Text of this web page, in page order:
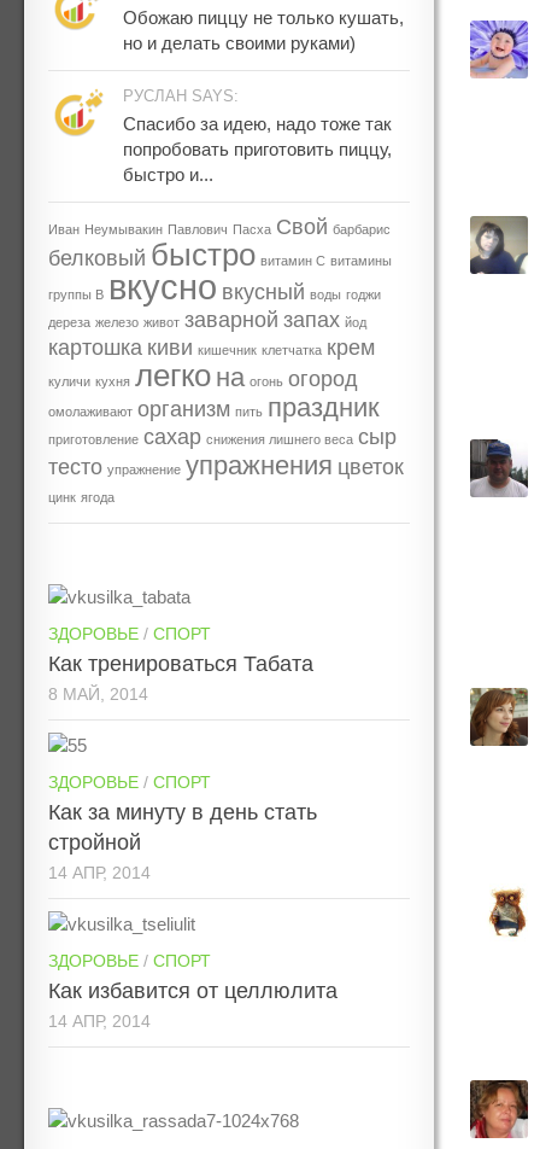
Обожаю пиццу не только кушать,
но и делать своими руками)
РУСЛАН SAYS:
Спасибо за идею, надо тоже так
попробовать приготовить пиццу,
быстро и...
Иван Неумывакин Павлович Пасха Свой барбарис
белковый быстро витамин С витамины
группы В вкусно вкусный воды годжи
дереза железо живот заварной запах йод
картошка киви кишечник клетчатка крем
куличи кухня легко на огонь огород
омолаживают организм пить праздник
приготовление сахар снижения лишнего веса сыр
тесто упражнение упражнения цветок
цинк ягода
ЗДОРОВЬЕ / СПОРТ
Как тренироваться Табата
8 МАЙ, 2014
ЗДОРОВЬЕ / СПОРТ
Как за минуту в день стать
стройной
14 АПР, 2014
ЗДОРОВЬЕ / СПОРТ
Как избавится от целлюлита
14 АПР, 2014